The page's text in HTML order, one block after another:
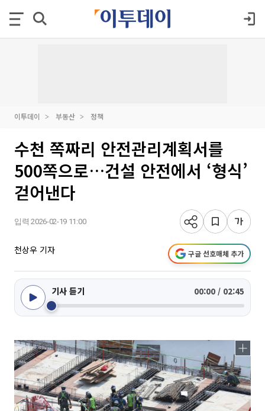
이투데이 부동산 정책
수천 쪽짜리 안전관리계획서를
500쪽으로…건설 안전에서 ‘형식’
걷어낸다
입력 2026-02-19 11:00
천상우 기자 구글 선호매체 추가
기사 듣기 00:00 / 02:45